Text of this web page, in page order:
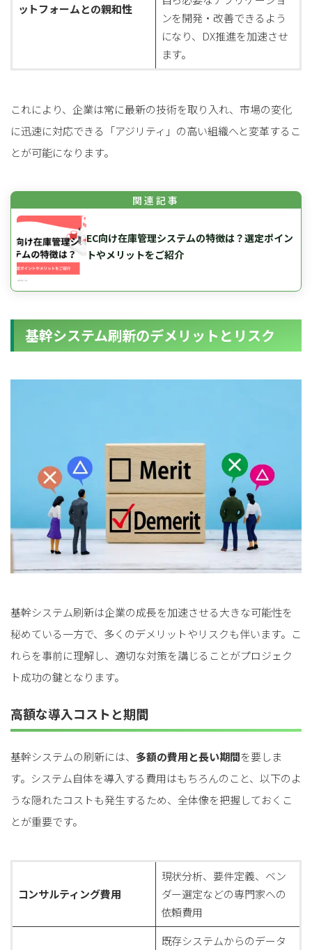
ットフォームとの親和性
ンを開発・改善できるよう
になり、DX推進を加速させ
ます。
これにより、企業は常に最新の技術を取り入れ、市場の変化
に迅速に対応できる「アジリティ」の高い組織へと変革するこ
とが可能になります。
EC向け在庫管理システムの特徴は？選定ポイン
トやメリットをご紹介
基幹システム刷新のデメリットとリスク
基幹システム刷新は企業の成長を加速させる大きな可能性を
秘めている一方で、多くのデメリットやリスクも伴います。こ
れらを事前に理解し、適切な対策を講じることがプロジェク
ト成功の鍵となります。
高額な導入コストと期間
基幹システムの刷新には、 多額の費用と長い期間を要しま
す。システム自体を導入する費用はもちろんのこと、以下のよ
うな隠れたコストも発生するため、全体像を把握しておくこ
とが重要です。
コンサルティング費用
現状分析、要件定義、ベン
ダー選定などの専門家への
依頼費用
既存システムからのデータ